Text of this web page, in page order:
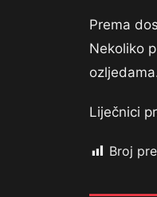
Prema
Nekoliko
Liječnici
Broj